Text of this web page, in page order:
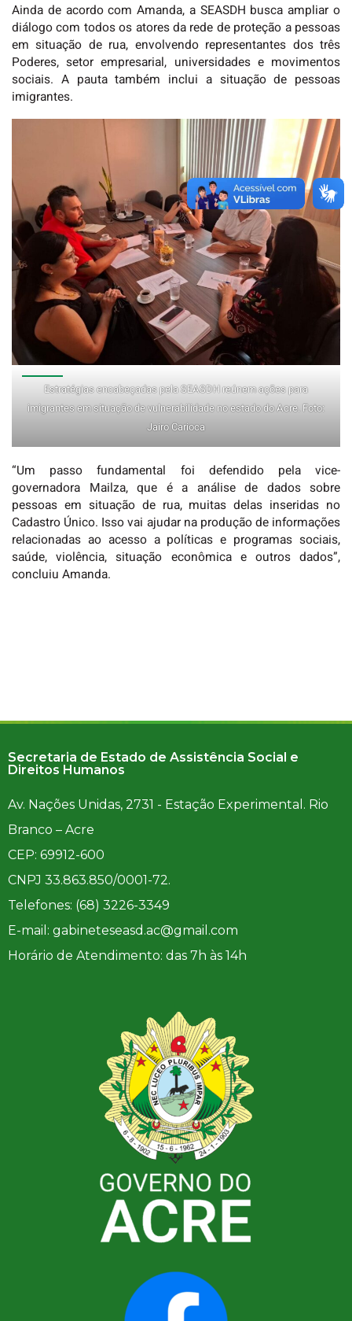
Ainda de acordo com Amanda, a SEASDH busca ampliar o
diálogo com todos os atores da rede de proteção a pessoas
em situação de rua, envolvendo representantes dos três
Poderes, setor empresarial, universidades e movimentos
sociais. A pauta também inclui a situação de pessoas
imigrantes.
Estratégias encabeçadas pela SEASDH reúnem ações para
imigrantes em situação de vulnerabilidade no estado do Acre. Foto:
Jairo Carioca
“Um passo fundamental foi defendido pela vice-
governadora Mailza, que é a análise de dados sobre
pessoas em situação de rua, muitas delas inseridas no
Cadastro Único. Isso vai ajudar na produção de informações
relacionadas ao acesso a políticas e programas sociais,
saúde, violência, situação econômica e outros dados”,
concluiu Amanda.
Secretaria de Estado de Assistência Social e
Direitos Humanos
Av. Nações Unidas, 2731 - Estação Experimental. Rio
Branco – Acre
CEP: 69912-600
CNPJ 33.863.850/0001-72.
Telefones: (68) 3226-3349
E-mail: gabineteseasd.ac@gmail.com
Horário de Atendimento: das 7h às 14h